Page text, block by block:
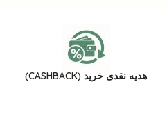
هدیه نقدی خرید (CASHBACK)